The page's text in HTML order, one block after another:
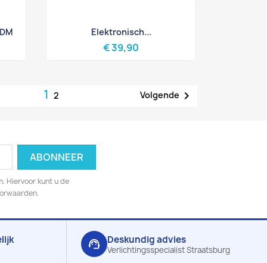
Snel bekijken
Elektronisch...
€ 39,90
12 Volgende 
Hiervoor kunt u de
support_agent Deskundig advies
Verlichtingsspecialist Straatsburg